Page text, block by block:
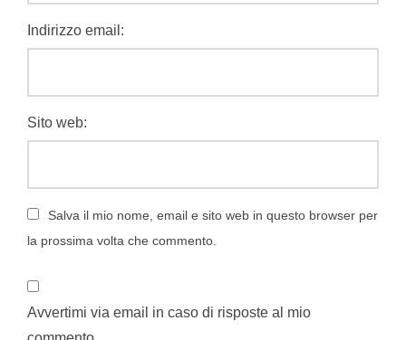
Indirizzo email:
Sito web:
Salva il mio nome, email e sito web in questo browser per
la prossima volta che commento.
Avvertimi via email in caso di risposte al mio